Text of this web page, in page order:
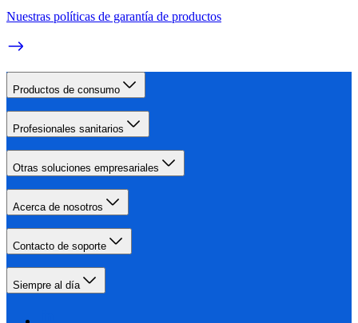
Nuestras políticas de garantía de productos
Productos de consumo
Profesionales sanitarios
Otras soluciones empresariales
Acerca de nosotros
Contacto de soporte
Siempre al día